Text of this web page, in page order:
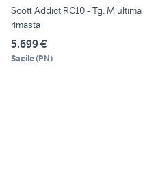
Scott Addict RC10 - Tg. M ultima
rimasta
5.699 €
Sacile(PN)